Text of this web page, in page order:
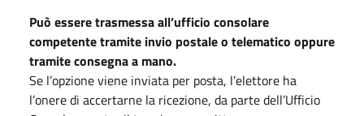
Può essere trasmessa all’ufficio consolare
competente tramite invio postale o telematico oppure
tramite consegna a mano.
Se l’opzione viene inviata per posta, l’elettore ha
l’onere di accertarne la ricezione, da parte dell’Ufficio